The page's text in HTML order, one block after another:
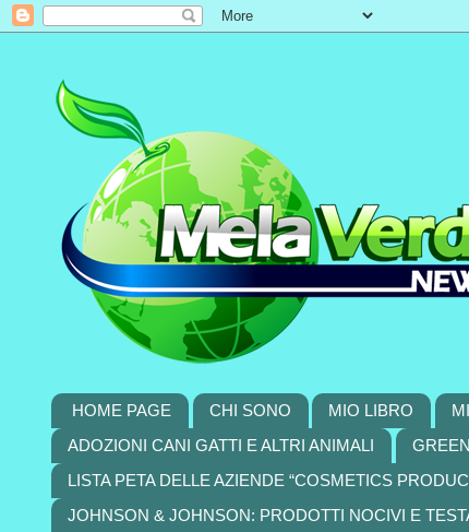
HOME PAGE CHI SONO MIO LIBRO
ADOZIONI CANI GATTI E ALTRI ANIMALI
LISTA PETA DELLE AZIENDE “COSMETICS
JOHNSON & JOHNSON: PRODOTTI NOCIVI E